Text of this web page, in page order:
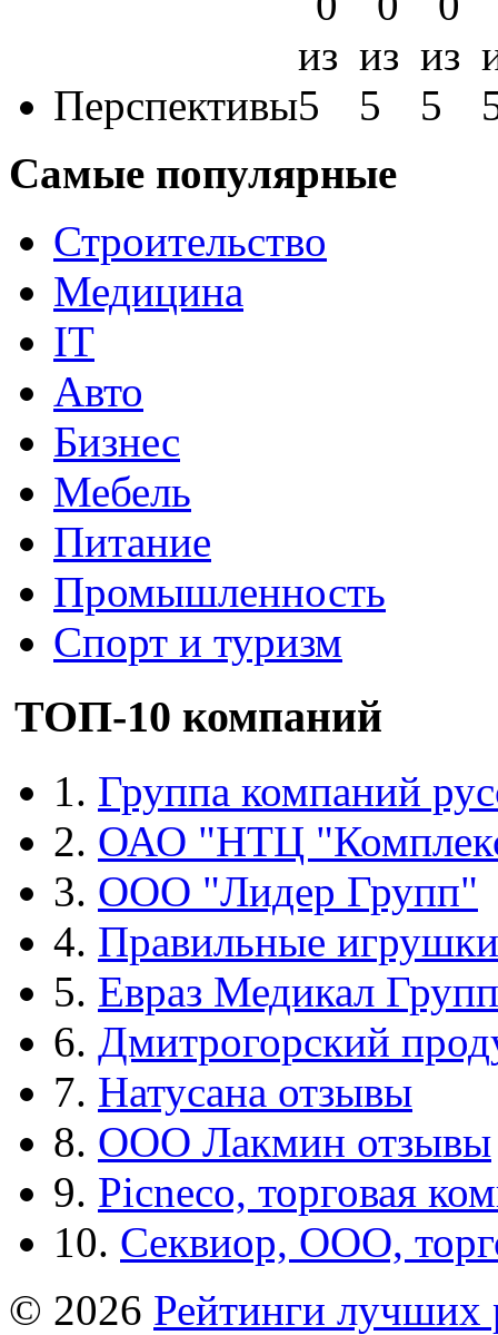
Перспективы
Самые популярные
Строительство
Медицина
IT
Авто
Бизнес
Мебель
Питание
Промышленность
Спорт и туризм
ТОП-10 компаний
1. Группа компаний
2. ОАО "НТЦ
3. ООО "Лидер Групп"
4. Правильные игрушки
5. Евраз Медикал Групп
6. Дмитрогорский
7. Натусана отзывы
8. ООО Лакмин отзывы
9. Picneco, торговая
10. Секвиор, ООО,
© 2026 Рейтинги лучших